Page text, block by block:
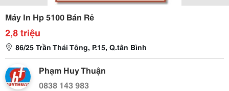
Máy In Hp 5100 Bán Rẻ
2,8 triệu
86/25 Trần Thái Tông, P.15, Q.tân Bình
Phạm Huy Thuận
0838 143 983